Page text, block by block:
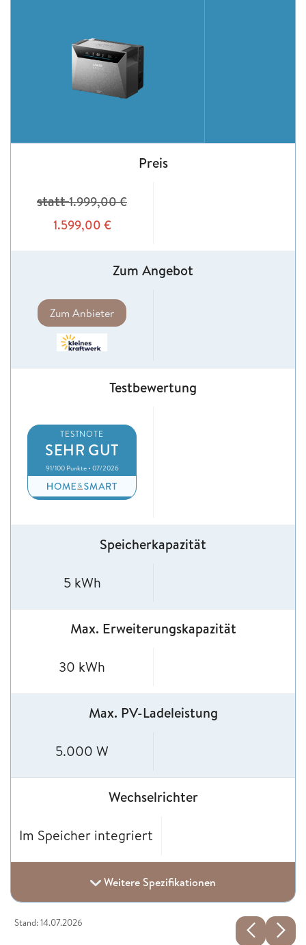
Preis
statt1.999,00€
1.599,00 €
Zum Angebot
Zum Anbieter
Testbewertung
TESTNOTE
SEHR GUT
91/100 Punkte • 07/2026
Speicherkapazität
5 kWh
Max. Erweiterungskapazität
30 kWh
Max. PV-Ladeleistung
5.000 W
Wechselrichter
Im Speicher integriert
Weitere Spezifikationen
Stand: 14.07.2026